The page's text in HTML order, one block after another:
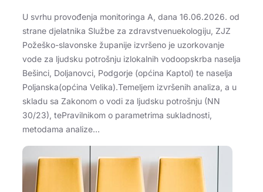
U svrhu provođenja monitoringa A, dana 16.06.2026. od
strane djelatnika Službe za zdravstvenuekologiju, ZJZ
Požeško-slavonske županije izvršeno je uzorkovanje
vode za ljudsku potrošnju izlokalnih vodoopskrba naselja
Bešinci, Doljanovci, Podgorje (općina Kaptol) te naselja
Poljanska(općina Velika).Temeljem izvršenih analiza, a u
skladu sa Zakonom o vodi za ljudsku potrošnju (NN
30/23), tePravilnikom o parametrima sukladnosti,
metodama analize…